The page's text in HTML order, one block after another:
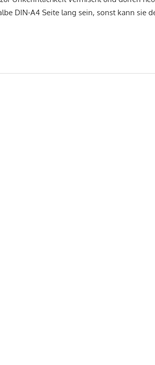
DIN-A4 Seite lang sein, sonst kann sie